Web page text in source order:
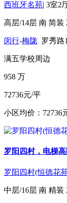
西班牙名苑| 3室2
高层/14层 南 简装
闵行-梅陇 罗秀路
满五学校周边
958 万
72736元/平
小区均价：72736
罗阳四村，电梯
罗阳四村(恒德花
中层/16层 南 精装